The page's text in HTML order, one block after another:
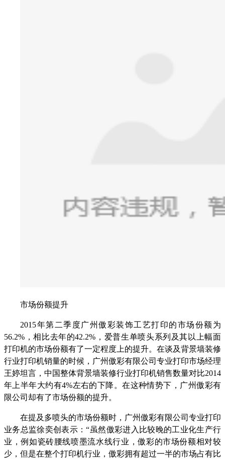
市场份额提升
2015年第二季度广州傲彩装饰工艺打印的市场份额为
56.2%，相比去年的42.2%，爱普生单喷头系列及其以上幅面
打印机的市场份额有了一定程度上的提升。在谈及背景墙装修
行业打印机销量的时候，广州傲彩有限公司专业打印市场经理
王婷坦言，中国整体背景墙装修行业打印机销售数量对比2014
年上半年大约有4%左右的下降。在这种情势下，广州傲彩有
限公司却有了市场份额的提升。
在提及多喷头的市场份额时，广州傲彩有限公司专业打印
业务总监徐奕创表示：“虽然傲彩进入比较晚的工业化生产行
业，例如瓷砖腰线喷墨流水线行业，傲彩的市场份额相对较
少，但是在整个打印机行业，傲彩拥有超过一半的市场占有比